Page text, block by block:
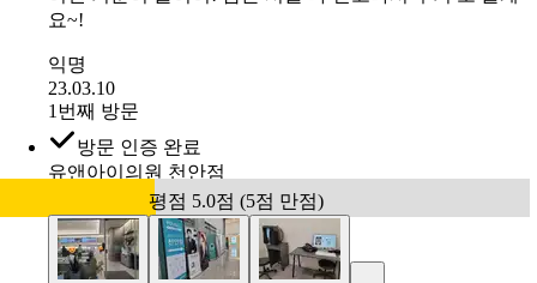
요~!
익명
23.03.10
1번째 방문
방문 인증 완료
유앤아이의원 천안점
평점 5.0점 (5점 만점)